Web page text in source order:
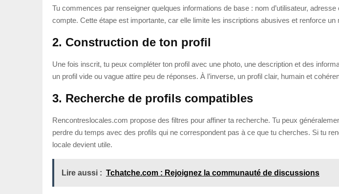
Tu commences par renseigner quelques informations de base : nom d’utilisateur,
compte. Cette étape est importante, car elle limite les inscriptions abusives et renforce
2. Construction de ton profil
Une fois inscrit, tu peux compléter ton profil avec une photo, une description et des
un profil vide ou vague attire peu de réponses. À l’inverse, un profil clair, humain et
3. Recherche de profils compatibles
Rencontreslocales.com propose des filtres pour affiner ta recherche. Tu peux
perdre du temps avec des profils qui ne correspondent pas à ce que tu cherches. Si tu
locale devient utile.
Lire aussi : Tchatche.com : Rejoignez la communauté de discussions